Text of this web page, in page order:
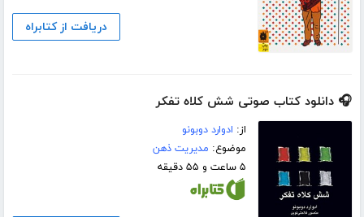
دریافت از کتابراه
🎧 دانلود کتاب صوتی شش کلاه تفکر
از: ادوارد دوبونو
موضوع: مدیریت ذهن
۵ ساعت و ۵۵ دقیقه